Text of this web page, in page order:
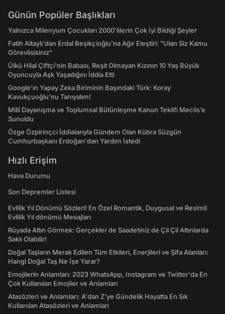
Günün Popüler Başlıkları
Yalnızca Milenyum Çocukları 2000'lilerin Çok İyi Bildiği Şeyler
Fatih Altaylı'dan Erdal Beşikçioğlu'na Ağır Eleştiri: "Ulan Siz Kamu
Görevlisisiniz"
Ülkü Hilal Çiftçi'nin Babası, Reşit Olmayan Kızının 10 Yaş Büyük
Oyuncuyla Aşk Yaşadığını İddia Etti
Google'ın Yapay Zeka Biriminin Başındaki Türk: Koray
Kavukçuoğlu'nu Tanıyalım!
Milli Dayanışma ve Toplumsal Bütünleşme Kanun Teklifi Meclis’e
Sunuldu
Özge Özpirinçci İddialarıyla Gündem Olan Kübra Süzgün
Cumhurbaşkanı Erdoğan'dan Yardım İstedi
Hızlı Erişim
Hava Durumu
Son Depremler Listesi
Evlilik Yıl Dönümü Sözleri! En Özel Romantik, Duygusal ve Resimli
Evlilik Yıl dönümü Mesajları
Rüyada Altın Görmek: Gerçekler de Saadetiniz de Çil Çil Altınlarda
Saklı Olabilir!
Doğal Taşların Merak Edilen Tüm Etkileri, Enerjileri ve Şifa Alanları:
Hangi Doğal Taş Ne İşe Yarar?
Emojilerin Anlamları: 2023 WhatsApp, Instagram ve Twitter'da En
Çok Kullanılan Emojiler ve Anlamları
Atasözleri ve Anlamları: A'dan Z'ye Gündelik Hayatta En Sık
Kullanılan Atasözleri ve Anlamları